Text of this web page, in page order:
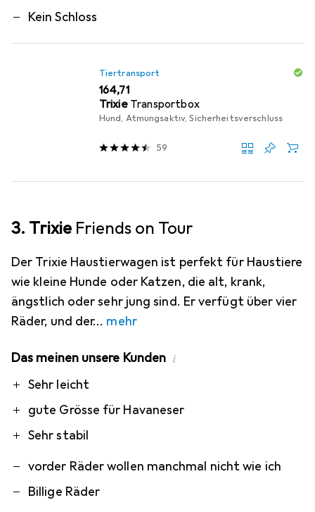
Kein Schloss
Tiertransport
EUR
164,71
Trixie Transportbox
Hund, Atmungsaktiv, Sicherheitsverschluss
59
3. Trixie Friends on Tour
Der Trixie Haustierwagen ist perfekt für Haustiere
wie kleine Hunde oder Katzen, die alt, krank,
ängstlich oder sehr jung sind. Er verfügt über vier
Räder, und der
mehr
Das meinen unsere Kunden i
ProSehr leicht
gute Grösse für Havaneser
Sehr stabil
Contra
vorder Räder wollen manchmal nicht wie ich
Billige Räder